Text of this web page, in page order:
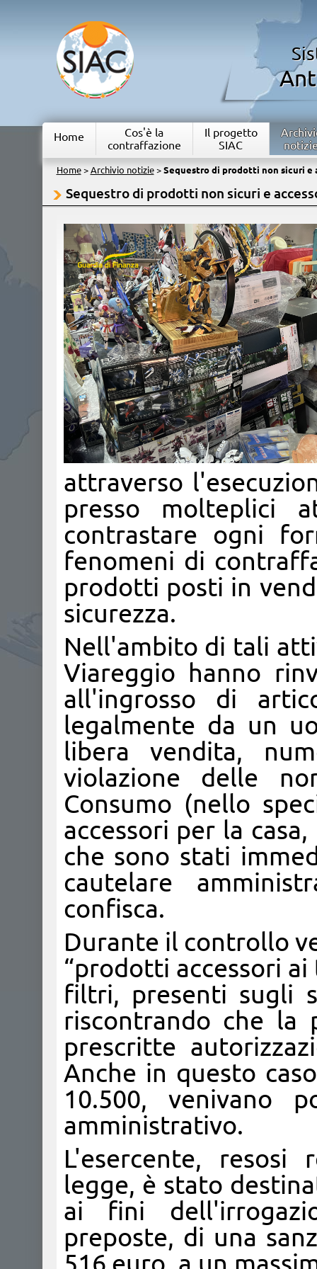
Home
Cos'è la
contraffazione
Il progetto
SIAC
Home> Archivio notizie> Sequestro di prodotti non sicuri e
Sequestro di prodotti non sicuri e
attraverso
presso molteplici
contrastare ogni
fenomeni di
prodotti posti in
sicurezza.
Nell'ambito di tali
Viareggio hanno
all'ingrosso di
legalmente da un
libera vendita,
violazione delle
Consumo (nello
accessori per la
che sono stati
cautelare
confisca.
Durante il controllo
“prodotti accessori
filtri, presenti sugli
riscontrando che la
prescritte
Anche in questo
10.500, venivano
amministrativo.
L'esercente, resosi
legge, è stato
ai fini
preposte, di una
516 euro a un